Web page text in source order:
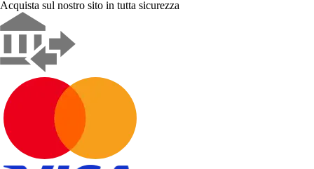
Acquista sul nostro sito in tutta sicurezza